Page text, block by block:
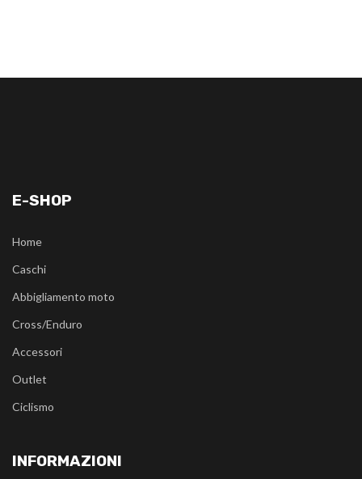
E-SHOP
Home
Caschi
Abbigliamento moto
Cross/Enduro
Accessori
Outlet
Ciclismo
INFORMAZIONI